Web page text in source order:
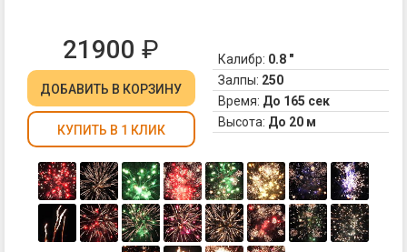
21900 ₽
ДОБАВИТЬ В КОРЗИНУ
КУПИТЬ В 1 КЛИК
Калибр: 0.8 "
Залпы: 250
Время: До 165 сек
Высота: До 20 м